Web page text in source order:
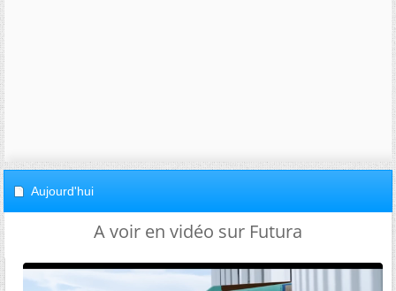
Aujourd'hui
A voir en vidéo sur Futura